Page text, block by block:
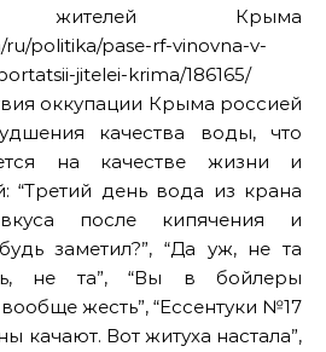
жителей Крыма
politika/pase-rf-vinovna-v-
jitelei-krima/186165/
оккупации Крыма россией
качества воды, что
на качестве жизни и
“Третий день вода из крана
вкуса после кипячения и
заметил?”, “Да уж, не та
не та”, “Вы в бойлеры
жесть”, “Ессентуки №17
качают. Вот житуха настала”,